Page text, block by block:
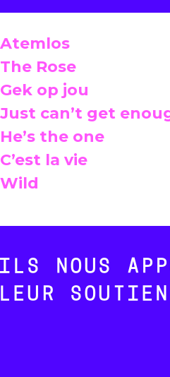
Atemlos
The Rose
Gek op jou
Just can’t get
He’s the one
C’est la vie
Wild
ILS NOUS
LEUR SOUTIEN